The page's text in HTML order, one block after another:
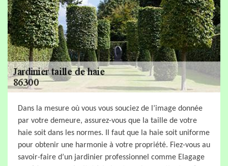
Dans la mesure où vous vous souciez de l’image donnée
par votre demeure, assurez-vous que la taille de votre
haie soit dans les normes. Il faut que la haie soit uniforme
pour obtenir une harmonie à votre propriété. Fiez-vous au
savoir-faire d’un jardinier professionnel comme Elagage